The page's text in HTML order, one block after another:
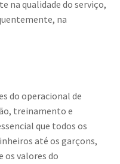
na qualidade do serviço,
na
do operacional de
treinamento e
que todos os
até os garçons,
os valores do